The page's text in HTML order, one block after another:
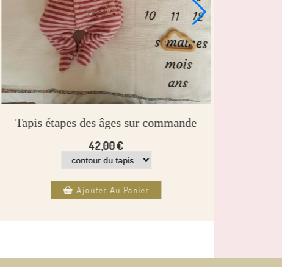
Tapis étapes des âges sur commande
42,00€
Ajouter Au Panier